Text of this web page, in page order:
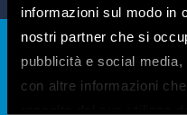
informazioni sul modo in
nostri partner che si
pubblicità e social
con altre informazioni
Os